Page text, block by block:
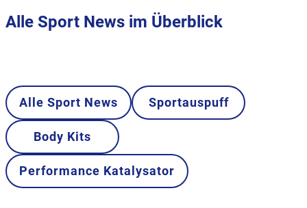
Alle Sport News im Überblick
Alle Sport News Sportauspuff
Body Kits
Performance Katalysator